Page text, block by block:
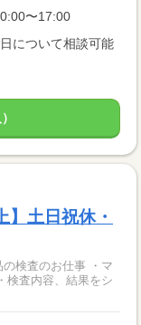
〜17:00
について相談可能
】土日祝休・
検査のお仕事 ・マ
検査内容、結果をシ